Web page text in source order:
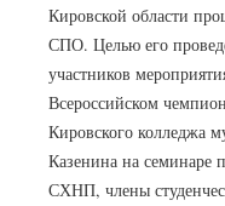
Кировской области
СПО. Целью его
участников
Всероссийском
Кировского колледжа
Казенина на семинаре
СХНП, члены